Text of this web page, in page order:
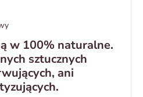
w 100% naturalne.
sztucznych
ani